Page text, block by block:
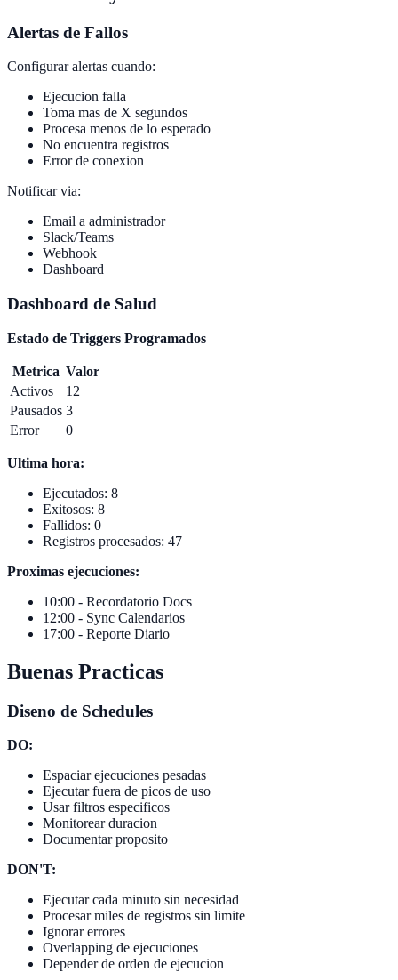
Alertas de Fallos
Configurar alertas cuando:
Ejecucion falla
Toma mas de X segundos
Procesa menos de lo esperado
No encuentra registros
Error de conexion
Notificar via:
Email a administrador
Slack/Teams
Webhook
Dashboard
Dashboard de Salud
Estado de Triggers Programados
Metrica Valor
Activos
12
Pausados 3
Error
0
Ultima hora:
Ejecutados: 8
Exitosos: 8
Fallidos: 0
Registros procesados: 47
Proximas ejecuciones:
10:00 - Recordatorio Docs
12:00 - Sync Calendarios
17:00 - Reporte Diario
Buenas Practicas
Diseno de Schedules
DO:
Espaciar ejecuciones pesadas
Ejecutar fuera de picos de uso
Usar filtros especificos
Monitorear duracion
Documentar proposito
DON'T:
Ejecutar cada minuto sin necesidad
Procesar miles de registros sin limite
Ignorar errores
Overlapping de ejecuciones
Depender de orden de ejecucion